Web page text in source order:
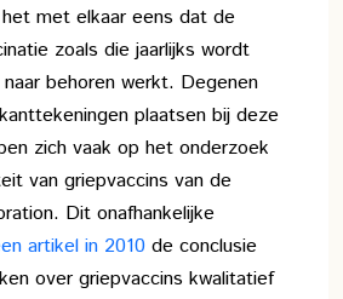
met elkaar eens dat de
zoals die jaarlijks wordt
behoren werkt. Degenen
plaatsen bij deze
zich vaak op het onderzoek
van griepvaccins van de
Dit onafhankelijke
artikel in 2010 de conclusie
over griepvaccins kwalitatief